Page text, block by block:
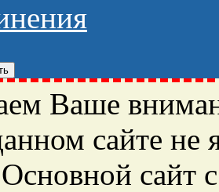
Ваше
сайте не
Основной сайт